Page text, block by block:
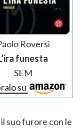
Roversi
funesta
SEM
su
suo furore con le